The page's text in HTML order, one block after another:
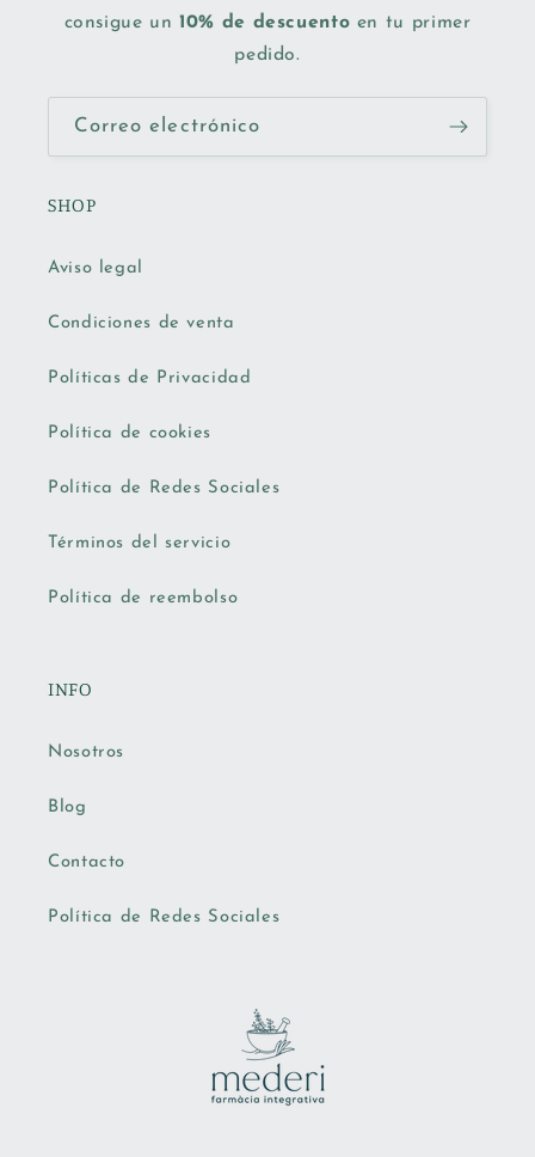
consigue un10% de descuento en tu primer
pedido.
Correo electrónico
SHOP
Aviso legal
Condiciones de venta
Políticas de Privacidad
Política de cookies
Política de Redes Sociales
Términos del servicio
Política de reembolso
INFO
Nosotros
Blog
Contacto
Política de Redes Sociales